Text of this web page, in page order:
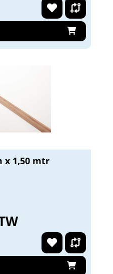
x 1,50 mtr